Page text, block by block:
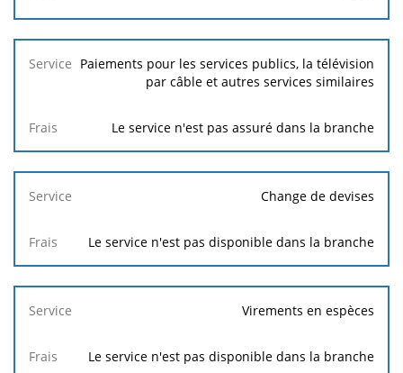
Paiements pour les services publics, la télévision
par câble et autres services similaires
Le service n'est pas assuré dans la branche
Change de devises
Le service n'est pas disponible dans la branche
Virements en espèces
Le service n'est pas disponible dans la branche